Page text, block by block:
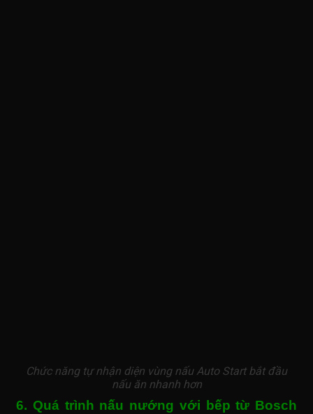
Chức năng tự nhận diện vùng nấu Auto Start bắt đầu
nấu ăn nhanh hơn
6. Quá trình nấu nướng với bếp từ Bosch